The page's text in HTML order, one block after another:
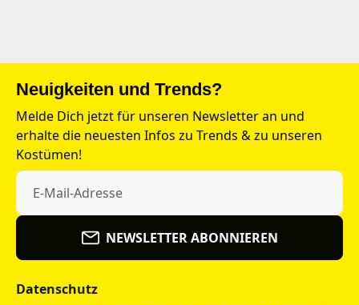
Neuigkeiten und Trends?
Melde Dich jetzt für unseren Newsletter an und
erhalte die neuesten Infos zu Trends & zu unseren
Kostümen!
NEWSLETTER ABONNIEREN
Datenschutz